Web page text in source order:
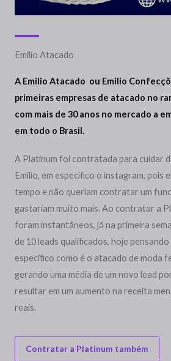
Emilio Atacado
A Emilio Atacado ou Emilio
primeiras empresas de atacado no
com mais de 30 anos no mercado a
em todo o Brasil.
A Platinum foi contratada para cuidar
Emilio, em específico o instagram, pois
tempo e não queriam contratar um
gastariam muito mais. Ao contratar a
foram instantâneos, já na primeira
de 10 leads qualificados, hoje pensando
específico como é o atacado de moda
gerando uma média de um novo lead
resultar em um aumento na receita
reais.
Contratar a Platinum também